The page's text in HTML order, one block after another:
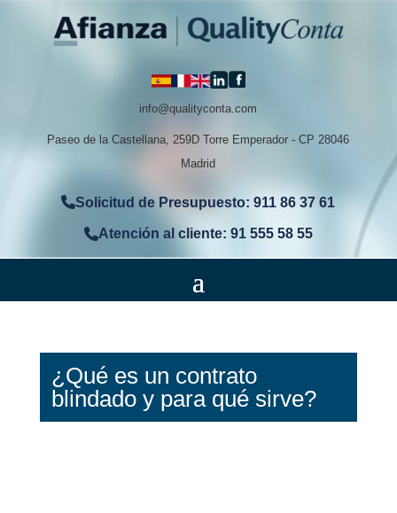
info@qualityconta.com
Paseo de la Castellana, 259D Torre Emperador - CP 28046
Madrid
Solicitud de Presupuesto: 911 86 37 61
Atención al cliente: 91 555 58 55
¿Qué es un contrato
blindado y para qué sirve?